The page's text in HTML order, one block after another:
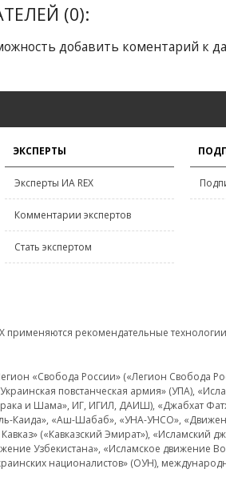
(0):
добавить коментарий к
ЭКСПЕРТЫ
Эксперты ИА REX
Комментарии экспертов
Стать экспертом
рекомендательные
«Свобода России» («Легион Свобода
повстанческая армия» (УПА),
и Шама», ИГ, ИГИЛ, ДАИШ), «Джабхат
Каида», «Аш-Шабаб», «УНА-УНСО»,
(«Кавказский Эмират»),
Узбекистана», «Исламское
националистов» (ОУН),